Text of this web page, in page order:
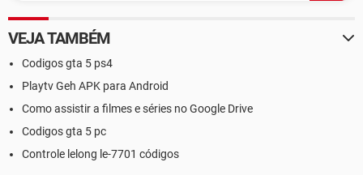
VEJA TAMBÉM
Codigos gta 5 ps4
Playtv Geh APK para Android
Como assistir a filmes e séries no Google Drive
Codigos gta 5 pc
Controle lelong le-7701 códigos